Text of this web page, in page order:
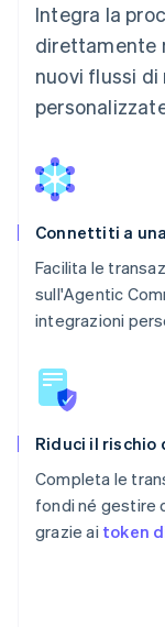
Integra la
direttamente
nuovi flussi
Connettiti a
Facilita le
sull'Agentic
integrazioni
Riduci il rischio
Completa le
fondi né gestire
grazie ai token